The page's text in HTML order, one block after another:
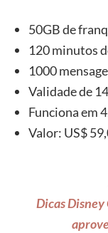
50GB de
120 minutos
1000
Validade de
Funciona em
Valor: US$
Dicas